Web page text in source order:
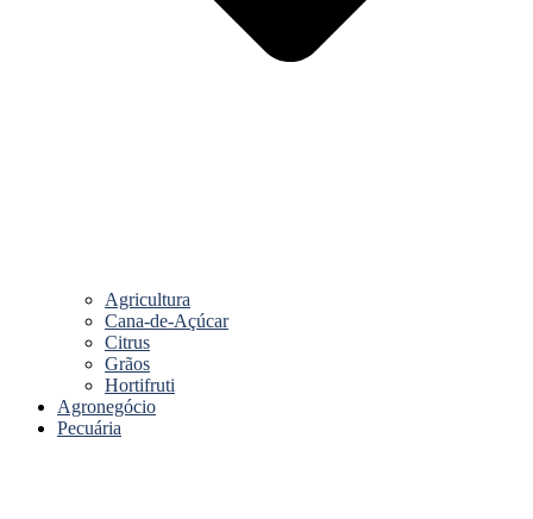
Agricultura
Cana-de-Açúcar
Citrus
Grãos
Hortifruti
Agronegócio
Pecuária